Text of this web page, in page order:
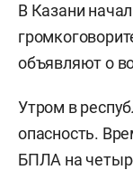
В Казани
объявляют о
Утром в
опасность.
БПЛА на